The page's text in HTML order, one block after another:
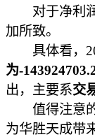
对于净利润
加所致。
具体看，
为-
出，主要系交
值得注意的
为华胜天成带